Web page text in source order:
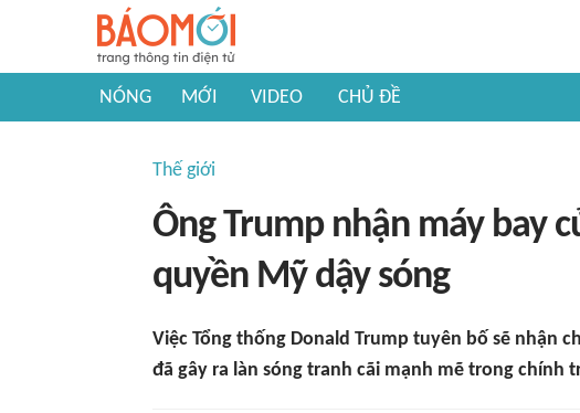
NÓNG MỚI VIDEO CHỦ ĐỀ
Thế giới
Ông Trump nhận máy bay
quyền Mỹ dậy sóng
Việc Tổng thống Donald Trump tuyên bố sẽ nhận
đã gây ra làn sóng tranh cãi mạnh mẽ trong chính